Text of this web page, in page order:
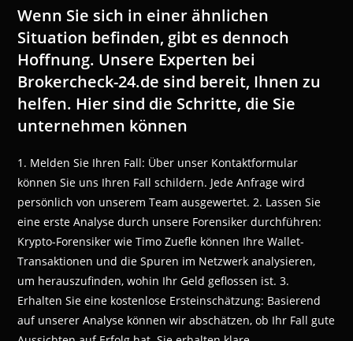
Wenn Sie sich in einer ähnlichen
Situation befinden, gibt es dennoch
Hoffnung. Unsere Experten bei
Brokercheck-24.de sind bereit, Ihnen zu
helfen. Hier sind die Schritte, die Sie
unternehmen können
1. Melden Sie Ihren Fall: Über unser Kontaktformular
können Sie uns Ihren Fall schildern. Jede Anfrage wird
persönlich von unserem Team ausgewertet. 2. Lassen Sie
eine erste Analyse durch unsere Forensiker durchführen:
Krypto-Forensiker wie Timo Zuefle können Ihre Wallet-
Transaktionen und die Spuren im Netzwerk analysieren,
um herauszufinden, wohin Ihr Geld geflossen ist. 3.
Erhalten Sie eine kostenlose Ersteinschätzung: Basierend
auf unserer Analyse können wir abschätzen, ob Ihr Fall gute